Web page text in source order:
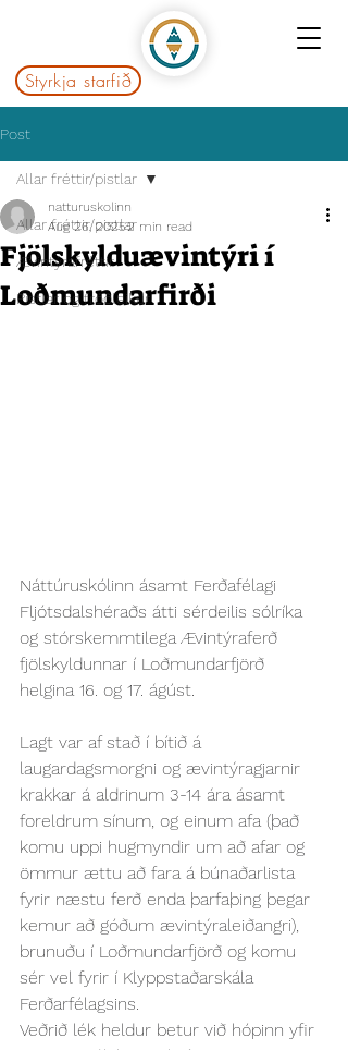
Styrkja starfið
Post
Allar fréttir/pistlar
Ævintýrafréttir
Pistlar og fróðleikur
Allar fréttir/pistlar
Fjölskylduævintýri í
Loðmundarfirði
natturuskolinn
Aug 26, 20252 min read
Náttúruskólinn ásamt Ferðafélagi
Fljótsdalshéraðs átti sérdeilis sólríka
og stórskemmtilega Ævintýraferð
fjölskyldunnar í Loðmundarfjörð
helgina 16. og 17. ágúst.
Lagt var af stað í bítið á
laugardagsmorgni og ævintýragjarnir
krakkar á aldrinum 3-14 ára ásamt
foreldrum sínum, og einum afa (það
komu uppi hugmyndir um að afar og
ömmur ættu að fara á búnaðarlista
fyrir næstu ferð enda þarfaþing þegar
kemur að góðum ævintýraleiðangri),
brunuðu í Loðmundarfjörð og komu
sér vel fyrir í Klyppstaðarskála
Ferðarfélagsins.
Veðrið lék heldur betur við hópinn yfir